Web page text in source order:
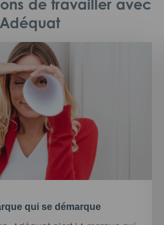
de travailler avec
Adéquat
qui se démarque